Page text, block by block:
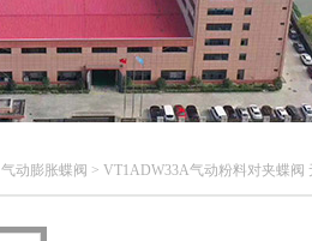
气动膨胀蝶阀 > VT1ADW33A气动粉料对夹蝶阀